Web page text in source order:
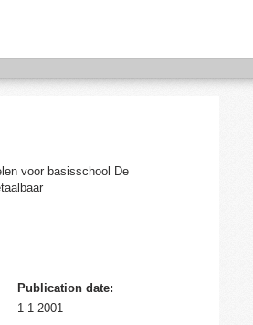
voor basisschool De
Publication date:
1-1-2001